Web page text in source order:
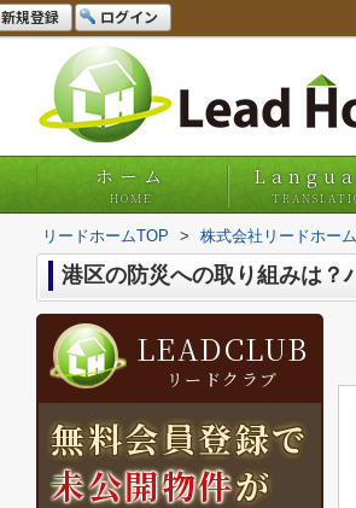
新規登録 ログイン
ホーム
HOME
リードホームTOP > 株式会社リードホー
港区の防災への取り組みは？
LEADCLUB
リードクラブ
無料会員登録で
未公開物件が